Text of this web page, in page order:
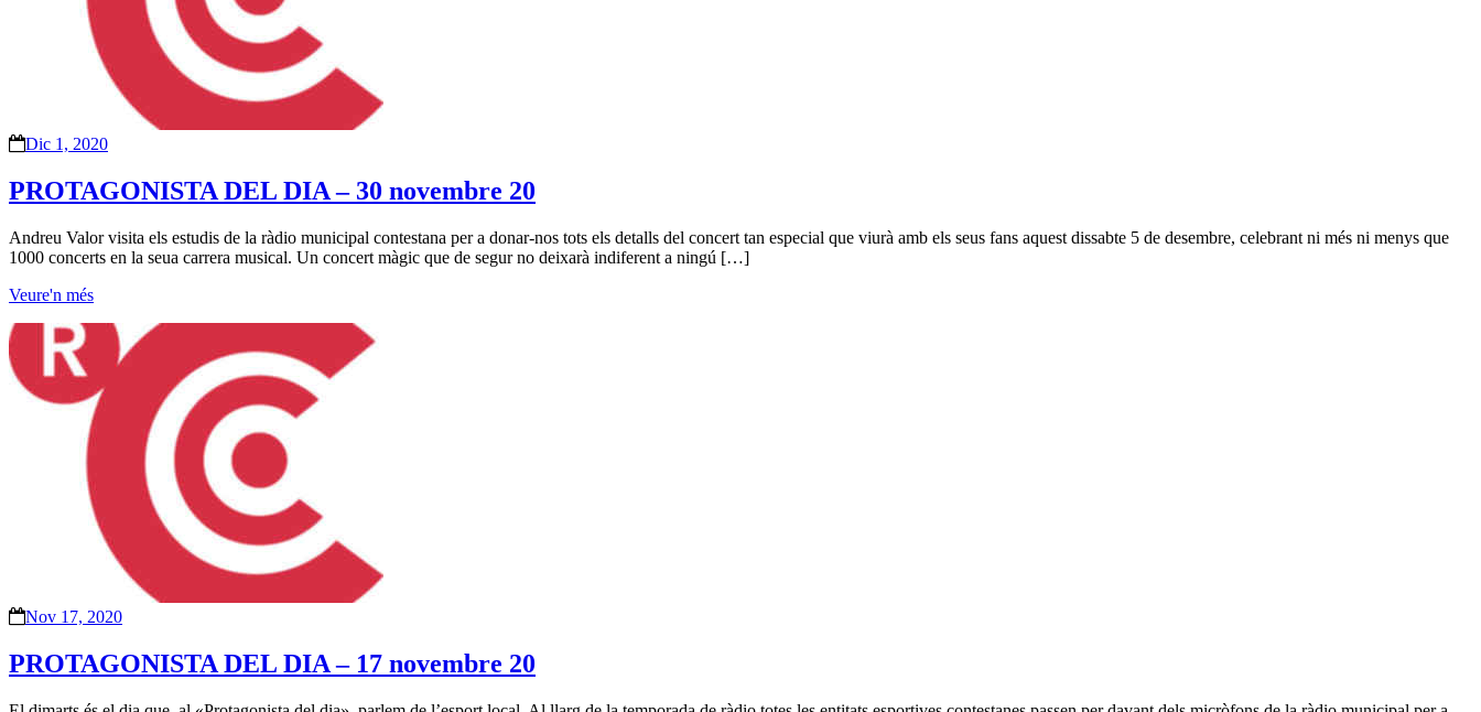
Dic 1, 2020
PROTAGONISTA DEL DIA – 30 novembre 20
Andreu Valor visita els estudis de la ràdio municipal contestana per a donar-nos tots els detalls del concert tan especial que viurà amb els seus fans aquest dissabte 5 de desembre, celebrant ni més ni menys que
1000 concerts en la seua carrera musical. Un concert màgic que de segur no deixarà indiferent a ningú […]
Veure'n més
Nov 17, 2020
PROTAGONISTA DEL DIA – 17 novembre 20